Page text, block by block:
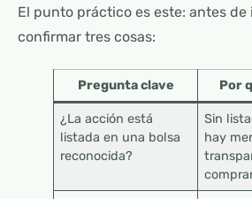
El punto práctico es este: antes
confirmar tres cosas:
Pregunta clave Por
¿La acción está
listada en una bolsa
reconocida?
Sin
hay